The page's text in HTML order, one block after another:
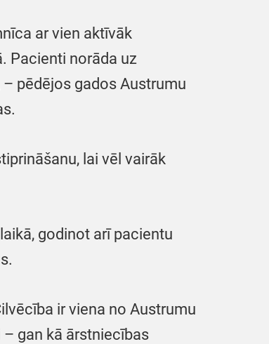
ar vien aktīvāk
Pacienti norāda uz
pēdējos gados Austrumu
lai vēl vairāk
godinot arī pacientu
ir viena no Austrumu
gan kā ārstniecības